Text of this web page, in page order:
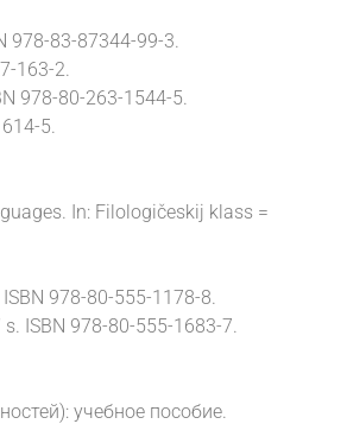
978-83-87344-99-3.
163-2.
978-80-263-1544-5.
5.
In: Filologičeskij klass =
978-80-555-1178-8.
ISBN 978-80-555-1683-7.
учебное пособие.